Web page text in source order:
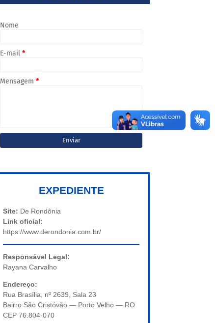
Nome
E-mail *
Mensagem *
EXPEDIENTE
Site: De Rondônia
Link oficial:
https://www.derondonia.com.br/
Responsável Legal:
Rayana Carvalho
Endereço:
Rua Brasília, nº 2639, Sala 23
Bairro São Cristóvão — Porto Velho — RO
CEP 76.804-070